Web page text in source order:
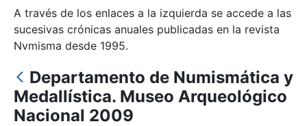
Mostra/Amaga
Mostra/Amaga
A través de los enlaces a la izquierda se accede a las
sucesivas crónicas anuales publicadas en la revista
Nvmisma desde 1995.
Departamento de Numismática y
Medallística. Museo Arqueológico
Nacional 2009